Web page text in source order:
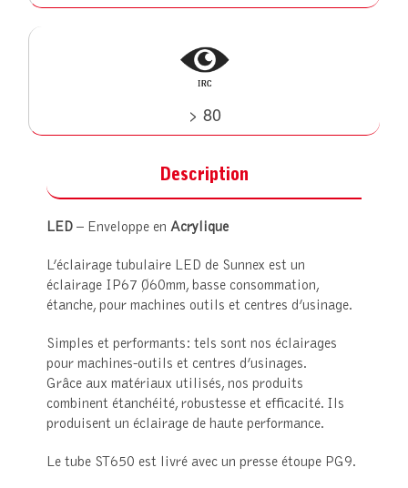
> 80
Description
LED– Enveloppe enAcrylique
L’éclairage tubulaire LED de Sunnex est un
éclairage IP67 Ø60mm, basse consommation,
étanche, pour machines outils et centres d’usinage.
Simples et performants: tels sont nos éclairages
pour machines-outils et centres d’usinages.
Grâce aux matériaux utilisés, nos produits
combinent étanchéité, robustesse et efficacité. Ils
produisent un éclairage de haute performance.
Le tube ST650 est livré avec un presse étoupe PG9.